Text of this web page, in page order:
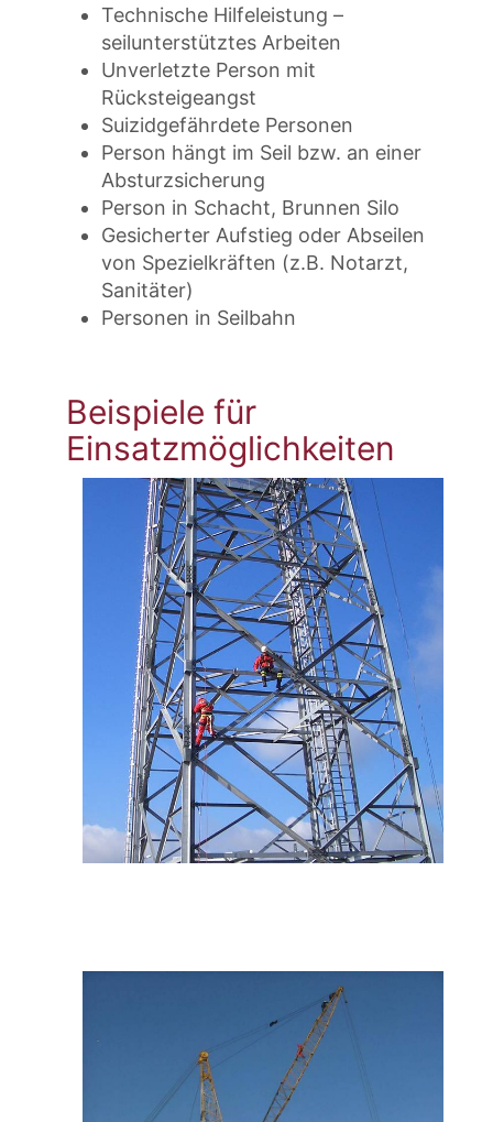
Technische Hilfeleistung –
seilunterstütztes Arbeiten
Unverletzte Person mit
Rücksteigeangst
Suizidgefährdete Personen
Person hängt im Seil bzw. an einer
Absturzsicherung
Person in Schacht, Brunnen Silo
Gesicherter Aufstieg oder Abseilen
von Spezielkräften (z.B. Notarzt,
Sanitäter)
Personen in Seilbahn
Beispiele für
Einsatzmöglichkeiten